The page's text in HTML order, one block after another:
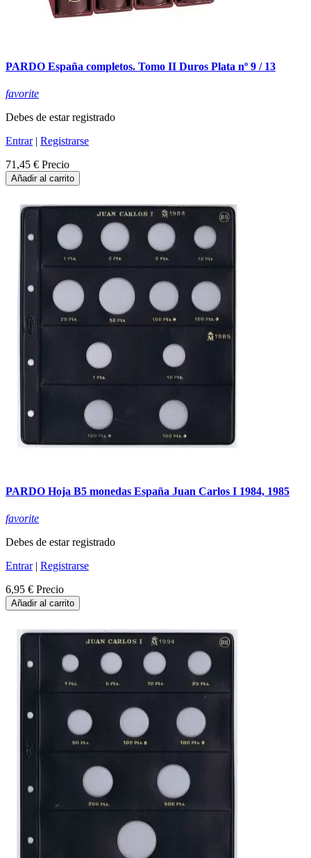
PARDO España completos. Tomo II Duros Plata nº 9 / 13
favorite
Debes de estar registrado
Entrar| Registrarse
71,45 € Precio
Añadir al carrito
PARDO Hoja B5 monedas España Juan Carlos I 1984, 1985
favorite
Debes de estar registrado
Entrar| Registrarse
6,95 € Precio
Añadir al carrito